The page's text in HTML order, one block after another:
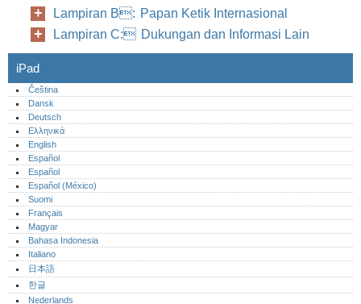
Lampiran B: Papan Ketik Internasional
Lampiran C: Dukungan dan Informasi Lain
iPad
Čeština
Dansk
Deutsch
Ελληνικά
English
Español
Español
Español (México)‎
Suomi
Français
Magyar
Bahasa Indonesia
Italiano
日本語
한글
Nederlands